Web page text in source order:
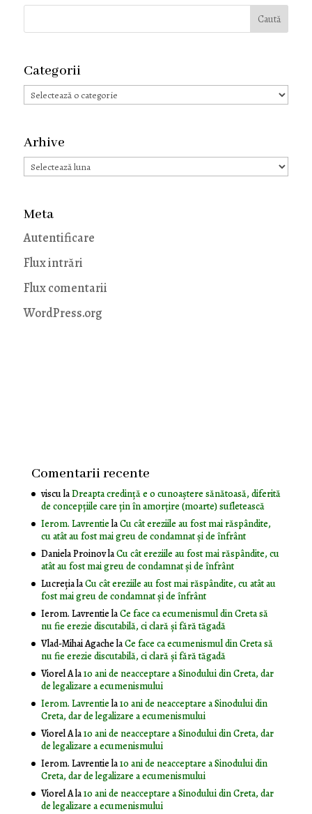
Categorii
Categorii
Arhive
Arhive
Meta
Autentificare
Flux intrări
Flux comentarii
WordPress.org
Comentarii recente
visculaDreapta credință e o cunoaștere sănătoasă, diferită
de concepțiile care țin în amorțire (moarte) sufletească
Ierom. LavrentielaCu cât ereziile au fost mai răspândite,
cu atât au fost mai greu de condamnat și de înfrânt
Daniela ProinovlaCu cât ereziile au fost mai răspândite, cu
atât au fost mai greu de condamnat și de înfrânt
LucrețialaCu cât ereziile au fost mai răspândite, cu atât au
fost mai greu de condamnat și de înfrânt
Ierom. LavrentielaCe face ca ecumenismul din Creta să
nu fie erezie discutabilă, ci clară și fără tăgadă
Vlad-Mihai AgachelaCe face ca ecumenismul din Creta să
nu fie erezie discutabilă, ci clară și fără tăgadă
Viorel Ala10 ani de neacceptare a Sinodului din Creta, dar
de legalizare a ecumenismului
Ierom. Lavrentiela10 ani de neacceptare a Sinodului din
Creta, dar de legalizare a ecumenismului
Viorel Ala10 ani de neacceptare a Sinodului din Creta, dar
de legalizare a ecumenismului
Ierom. Lavrentiela10 ani de neacceptare a Sinodului din
Creta, dar de legalizare a ecumenismului
Viorel Ala10 ani de neacceptare a Sinodului din Creta, dar
de legalizare a ecumenismului